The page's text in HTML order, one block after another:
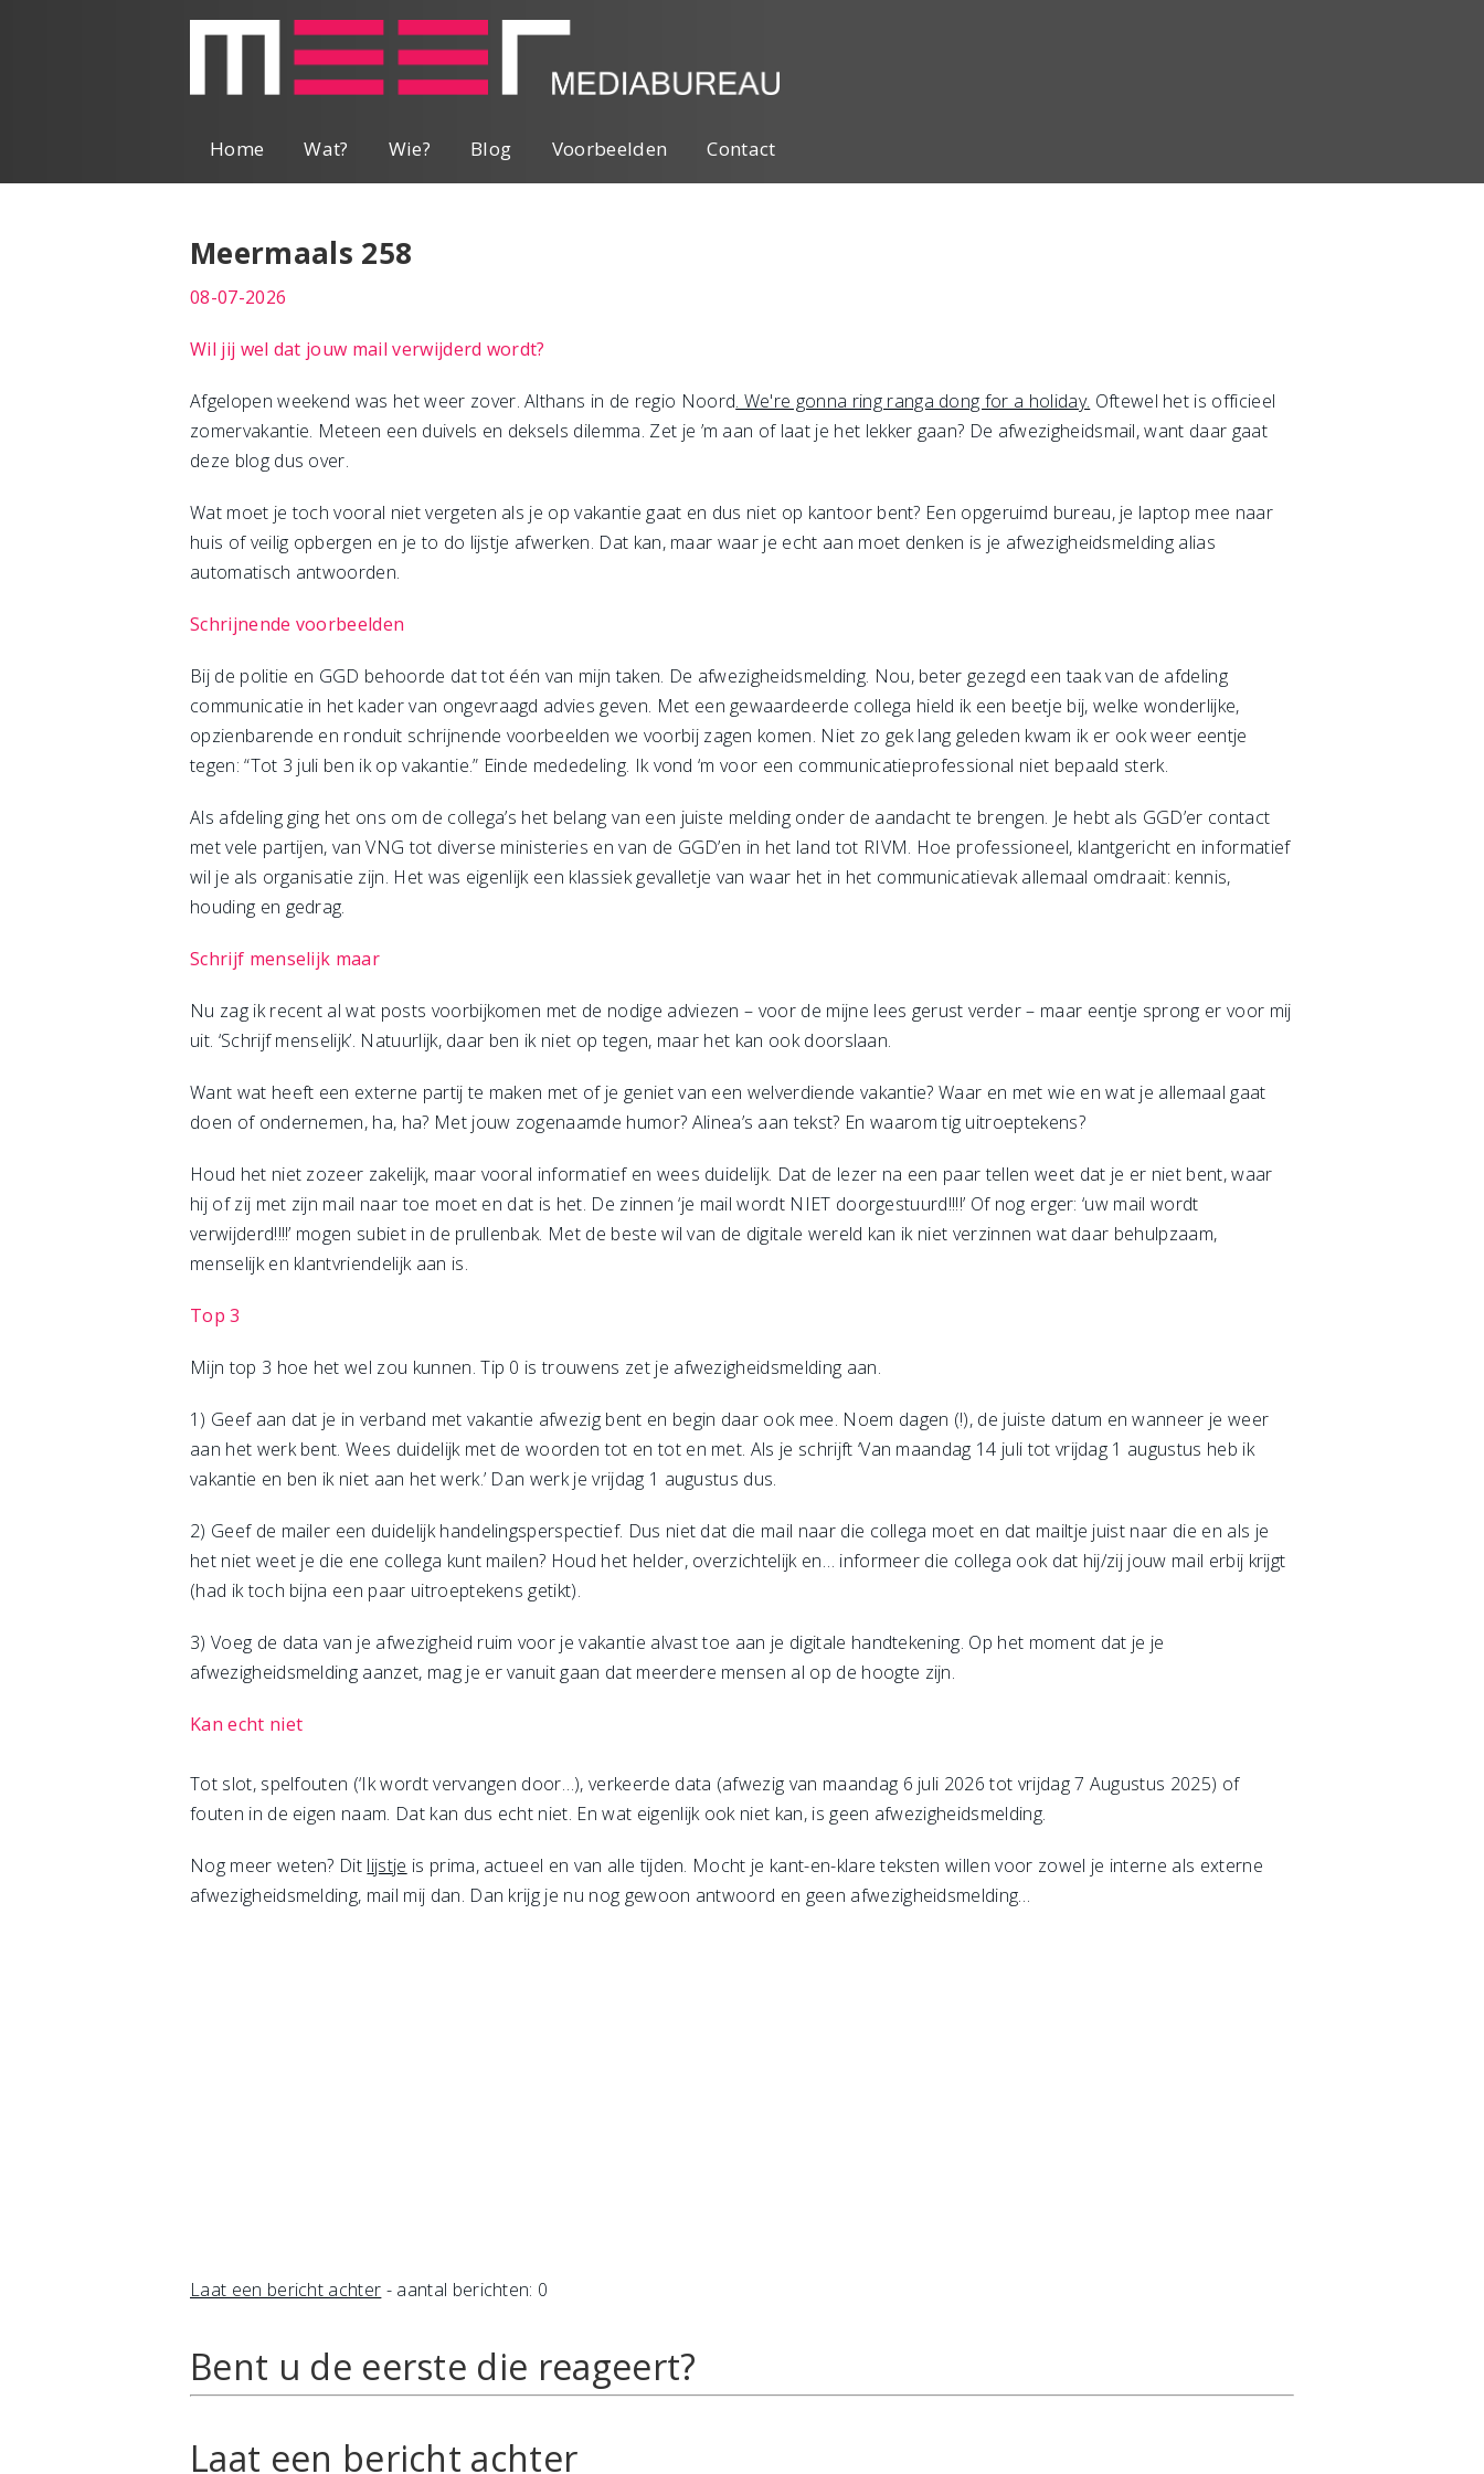
Home Wat? Wie? Blog Voorbeelden Contact
Meermaals 258
08-07-2026
Wil jij wel dat jouw mail verwijderd wordt?
Afgelopen weekend was het weer zover. Althans in de regio Noord. We're gonna ring ranga dong for a holiday. Oftewel het is officieel
zomervakantie. Meteen een duivels en deksels dilemma. Zet je ’m aan of laat je het lekker gaan? De afwezigheidsmail, want daar gaat
deze blog dus over.
Wat moet je toch vooral niet vergeten als je op vakantie gaat en dus niet op kantoor bent? Een opgeruimd bureau, je laptop mee naar
huis of veilig opbergen en je to do lijstje afwerken. Dat kan, maar waar je echt aan moet denken is je afwezigheidsmelding alias
automatisch antwoorden.
Schrijnende voorbeelden
Bij de politie en GGD behoorde dat tot één van mijn taken. De afwezigheidsmelding. Nou, beter gezegd een taak van de afdeling
communicatie in het kader van ongevraagd advies geven. Met een gewaardeerde collega hield ik een beetje bij, welke wonderlijke,
opzienbarende en ronduit schrijnende voorbeelden we voorbij zagen komen. Niet zo gek lang geleden kwam ik er ook weer eentje
tegen: “Tot 3 juli ben ik op vakantie.” Einde mededeling. Ik vond ‘m voor een communicatieprofessional niet bepaald sterk.
Als afdeling ging het ons om de collega’s het belang van een juiste melding onder de aandacht te brengen. Je hebt als GGD’er contact
met vele partijen, van VNG tot diverse ministeries en van de GGD’en in het land tot RIVM. Hoe professioneel, klantgericht en informatief
wil je als organisatie zijn. Het was eigenlijk een klassiek gevalletje van waar het in het communicatievak allemaal omdraait: kennis,
houding en gedrag.
Schrijf menselijk maar
Nu zag ik recent al wat posts voorbijkomen met de nodige adviezen – voor de mijne lees gerust verder – maar eentje sprong er voor mij
uit. ‘Schrijf menselijk’. Natuurlijk, daar ben ik niet op tegen, maar het kan ook doorslaan.
Want wat heeft een externe partij te maken met of je geniet van een welverdiende vakantie? Waar en met wie en wat je allemaal gaat
doen of ondernemen, ha, ha? Met jouw zogenaamde humor? Alinea’s aan tekst? En waarom tig uitroeptekens?
Houd het niet zozeer zakelijk, maar vooral informatief en wees duidelijk. Dat de lezer na een paar tellen weet dat je er niet bent, waar
hij of zij met zijn mail naar toe moet en dat is het. De zinnen ‘je mail wordt NIET doorgestuurd!!!!’ Of nog erger: ‘uw mail wordt
verwijderd!!!!’ mogen subiet in de prullenbak. Met de beste wil van de digitale wereld kan ik niet verzinnen wat daar behulpzaam,
menselijk en klantvriendelijk aan is.
Top 3
Mijn top 3 hoe het wel zou kunnen. Tip 0 is trouwens zet je afwezigheidsmelding aan.
1) Geef aan dat je in verband met vakantie afwezig bent en begin daar ook mee. Noem dagen (!), de juiste datum en wanneer je weer
aan het werk bent. Wees duidelijk met de woorden tot en tot en met. Als je schrijft ‘Van maandag 14 juli tot vrijdag 1 augustus heb ik
vakantie en ben ik niet aan het werk.’ Dan werk je vrijdag 1 augustus dus.
2) Geef de mailer een duidelijk handelingsperspectief. Dus niet dat die mail naar die collega moet en dat mailtje juist naar die en als je
het niet weet je die ene collega kunt mailen? Houd het helder, overzichtelijk en… informeer die collega ook dat hij/zij jouw mail erbij krijgt
(had ik toch bijna een paar uitroeptekens getikt).
3) Voeg de data van je afwezigheid ruim voor je vakantie alvast toe aan je digitale handtekening. Op het moment dat je je
afwezigheidsmelding aanzet, mag je er vanuit gaan dat meerdere mensen al op de hoogte zijn.
Kan echt niet
Tot slot, spelfouten (‘Ik wordt vervangen door…), verkeerde data (afwezig van maandag 6 juli 2026 tot vrijdag 7 Augustus 2025) of
fouten in de eigen naam. Dat kan dus echt niet. En wat eigenlijk ook niet kan, is geen afwezigheidsmelding.
Nog meer weten? Dit lijstje is prima, actueel en van alle tijden. Mocht je kant-en-klare teksten willen voor zowel je interne als externe
afwezigheidsmelding, mail mij dan. Dan krijg je nu nog gewoon antwoord en geen afwezigheidsmelding…
Laat een bericht achter - aantal berichten: 0
Bent u de eerste die reageert?
Laat een bericht achter